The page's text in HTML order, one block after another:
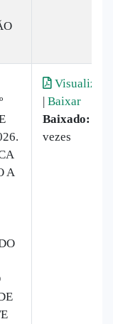
A
Visualizar
| Baixar
Baixado:
vezes